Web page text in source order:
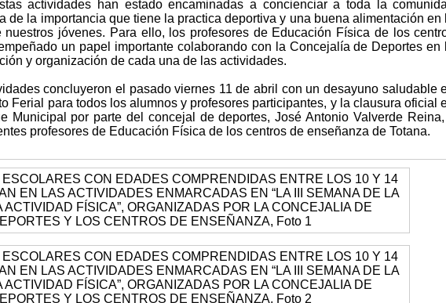
actividades han estado encaminadas a concienciar a toda la
de la importancia que tiene la practica deportiva y una buena alimentación en
nuestros jóvenes. Para ello, los profesores de Educación Física de los
un papel importante colaborando con la Concejalía de Deportes en
y organización de cada una de las actividades.
concluyeron el pasado viernes 11 de abril con un desayuno saludable
Ferial para todos los alumnos y profesores participantes, y la clausura oficial
Municipal por parte del concejal de deportes, José Antonio Valverde
profesores de Educación Física de los centros de enseñanza de Totana.